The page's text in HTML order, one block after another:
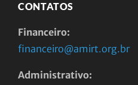
CONTATOS
Financeiro:
financeiro@amirt.org.br
Administrativo: